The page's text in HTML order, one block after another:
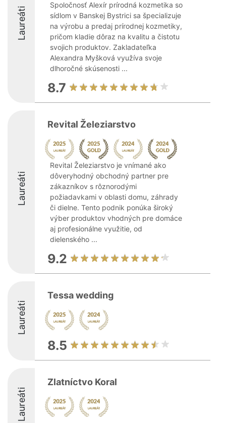
Laureáti
Spoločnosť Alexír prírodná kozmetika so
sídlom v Banskej Bystrici sa špecializuje
na výrobu a predaj prírodnej kozmetiky,
pričom kladie dôraz na kvalitu a čistotu
svojich produktov. Zakladateľka
Alexandra Myšková využíva svoje
dlhoročné skúsenosti ...
8.7
Laureáti
Revital Železiarstvo
Revital Železiarstvo je vnímané ako
dôveryhodný obchodný partner pre
zákazníkov s rôznorodými
požiadavkami v oblasti domu, záhrady
či dielne. Tento podnik ponúka široký
výber produktov vhodných pre domáce
aj profesionálne využitie, od
dielenského ...
9.2
Laureáti
Tessa wedding
8.5
Laureáti
Zlatníctvo Koral